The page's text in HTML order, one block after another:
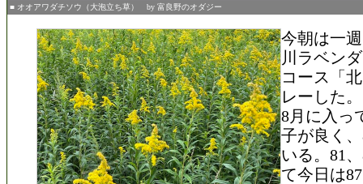
■ オオアワダチソウ（大泡立ち草） by 富良野のオダジー
今朝は一
川ラベン
コース「
レーした。
8月に入っ
子が良く
いる。81
て今日は